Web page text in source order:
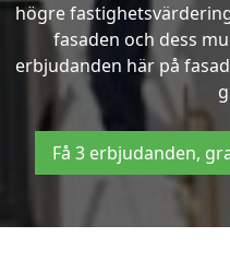
högre
fasaden och dess
erbjudanden här på
Få 3 erbjudanden,